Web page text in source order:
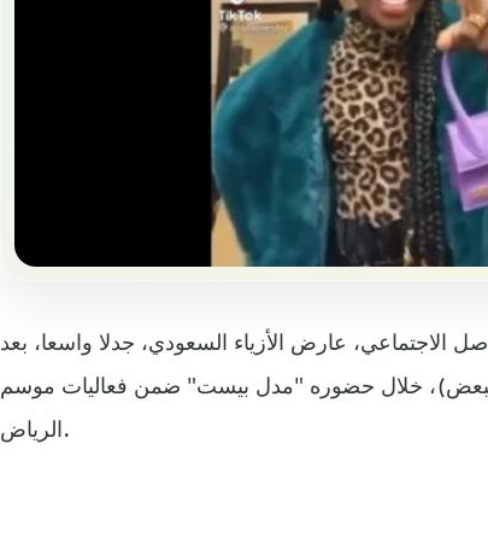
الاجتماعي، عارض الأزياء السعودي، جدلا واسعا، بعد
البعض)، خلال حضوره "مدل بيست" ضمن فعاليات موسم
الرياض.